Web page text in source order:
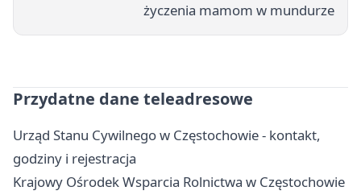
życzenia mamom w mundurze
Przydatne dane teleadresowe
Urząd Stanu Cywilnego w Częstochowie - kontakt,
godziny i rejestracja
Krajowy Ośrodek Wsparcia Rolnictwa w Częstochowie